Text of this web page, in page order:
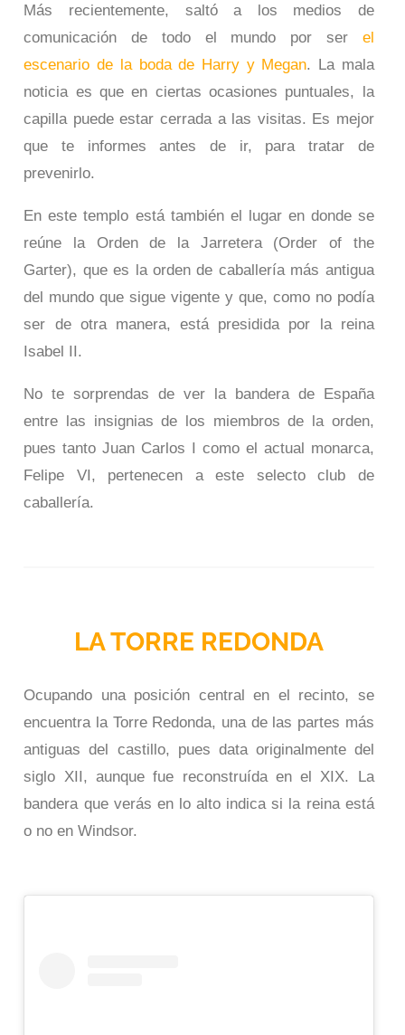
Más recientemente, saltó a los medios de
comunicación de todo el mundo por ser el
escenario de la boda de Harry y Megan. La mala
noticia es que en ciertas ocasiones puntuales, la
capilla puede estar cerrada a las visitas. Es mejor
que te informes antes de ir, para tratar de
prevenirlo.
En este templo está también el lugar en donde se
reúne la Orden de la Jarretera (Order of the
Garter), que es la orden de caballería más antigua
del mundo que sigue vigente y que, como no podía
ser de otra manera, está presidida por la reina
Isabel II.
No te sorprendas de ver la bandera de España
entre las insignias de los miembros de la orden,
pues tanto Juan Carlos I como el actual monarca,
Felipe VI, pertenecen a este selecto club de
caballería.
LA TORRE REDONDA
Ocupando una posición central en el recinto, se
encuentra la Torre Redonda, una de las partes más
antiguas del castillo, pues data originalmente del
siglo XII, aunque fue reconstruída en el XIX. La
bandera que verás en lo alto indica si la reina está
o no en Windsor.